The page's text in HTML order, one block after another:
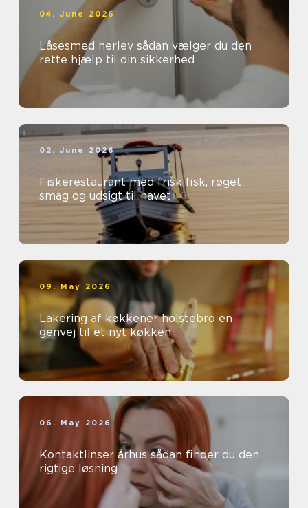
04. June 2026
Låsesmed herlev sådan vælger du den
rette hjælp til din sikkerhed
02. June 2026
Fiskerestaurant med frisk fisk, røget
smag og udsigt til havet
09. May 2026
Lakering af køkkener holstebro en
genvej til et nyt køkken
06. May 2026
Kontaktlinser århus sådan finder du den
rigtige løsning